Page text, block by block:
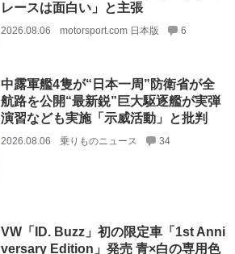
レースは面白い」と主張
2026.08.06 motorsport.com 日本版 6
中露軍艦4隻が“日本一周”防衛省が全
航路を公開“最新鋭”巨大駆逐艦が実弾
演習なども実施「示威活動」と批判
2026.08.06 乗りものニュース 34
VW「ID. Buzz」初の限定車「1st Anni
versary Edition」発売 青×白の専用色